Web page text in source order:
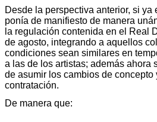
Desde la perspectiva anterior, si ya
ponía de manifiesto de manera
la regulación contenida en el Real
de agosto, integrando a aquellos
condiciones sean similares en
a las de los artistas; además ahora
de asumir los cambios de concepto
contratación.
De manera que: